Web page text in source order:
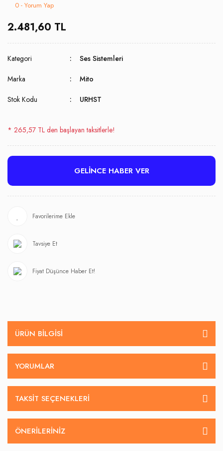
0 - Yorum Yap
2.481,60 TL
Kategori Ses Sistemleri
Marka Mito
Stok Kodu URHST
* 265,57 TL den başlayan taksitlerle!
GELİNCE HABER VER
Tavsiye Et
Fiyat Düşünce Haber Et!
ÜRÜN BILGISI
YORUMLAR
TAKSIT SEÇENEKLERI
ÖNERILERINIZ